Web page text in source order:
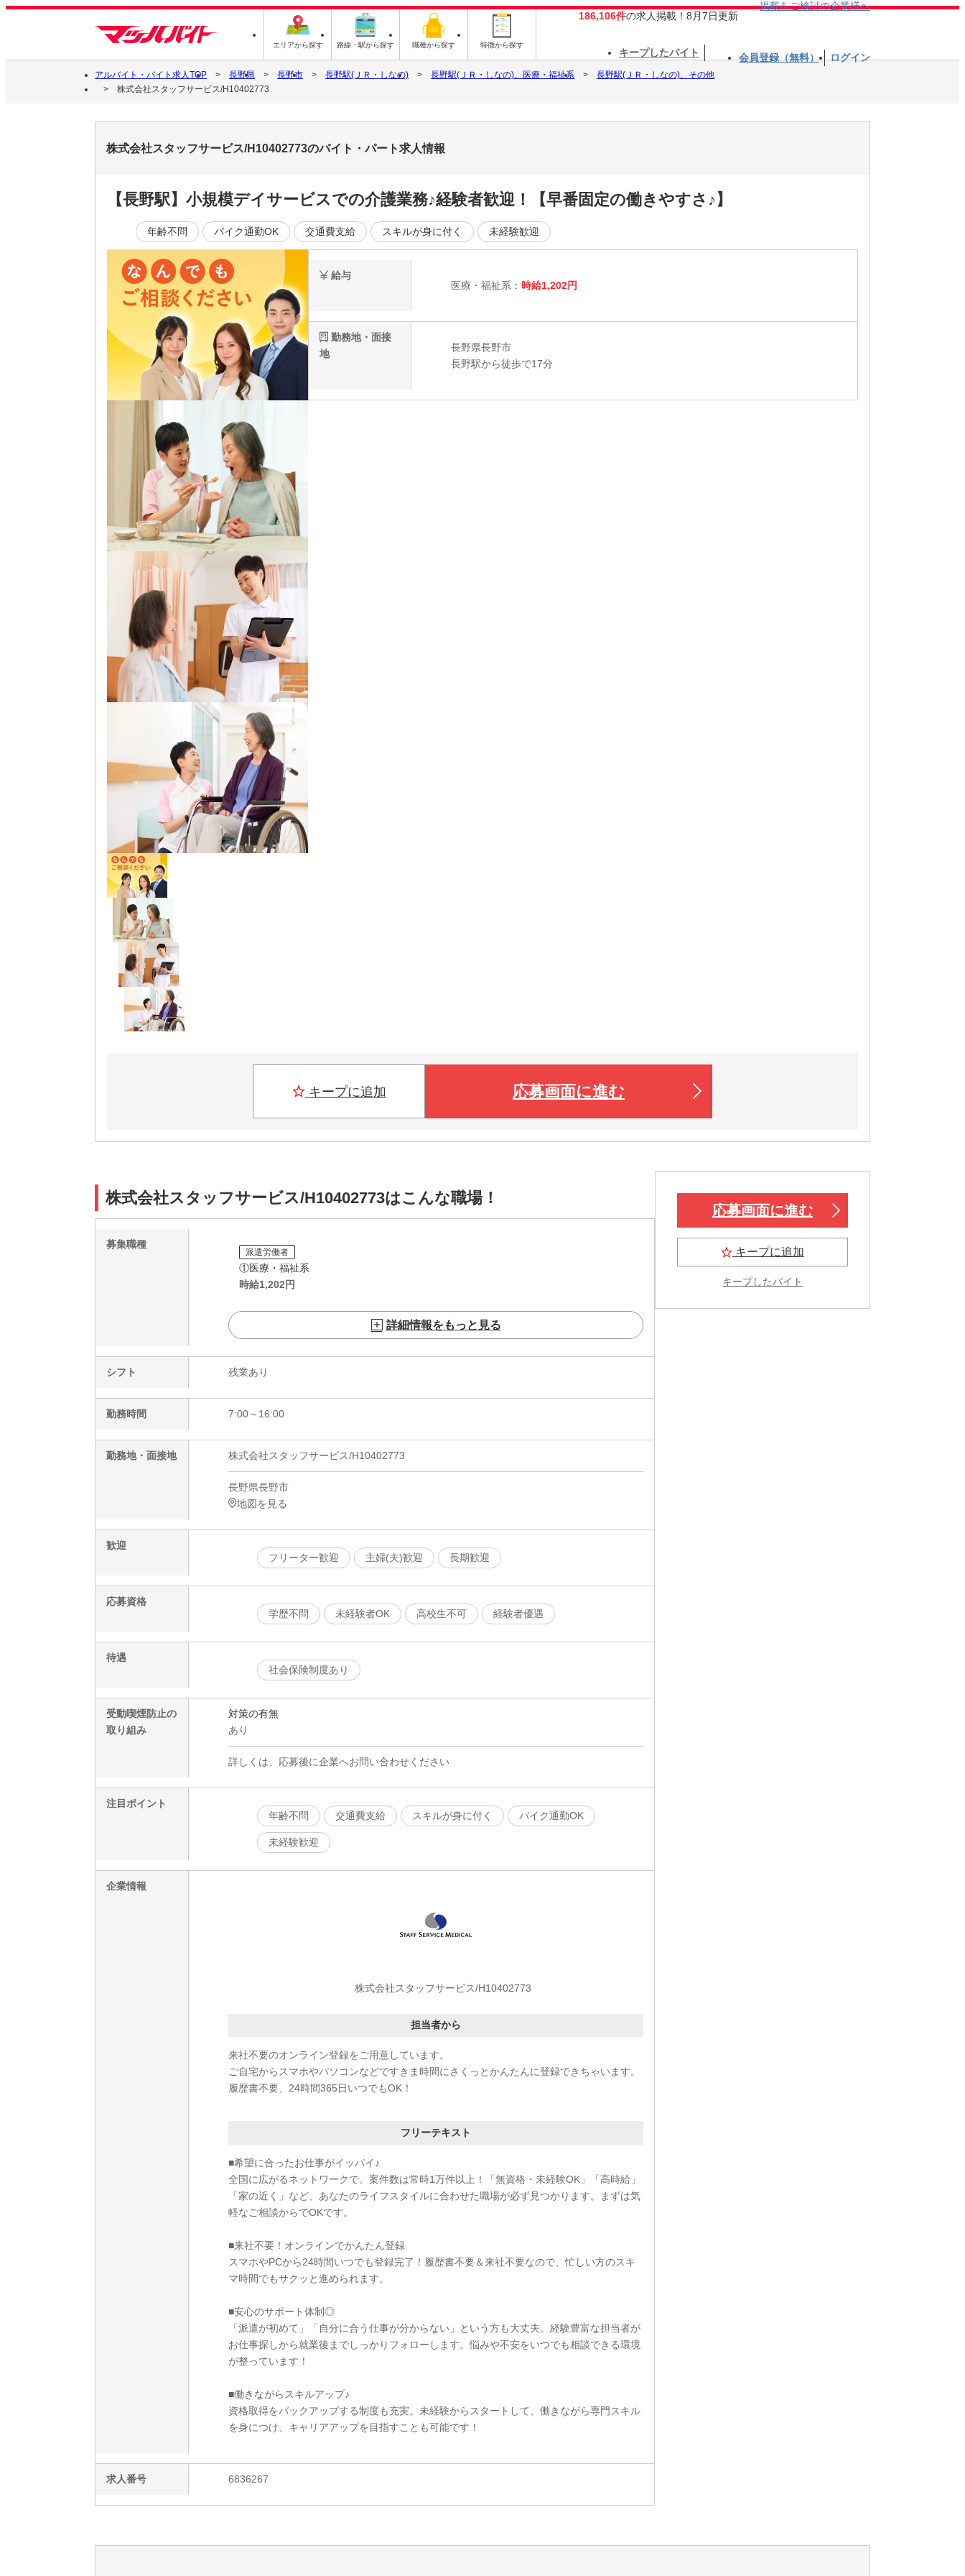
エリアから探す 路線・駅から探す 職種から探す 特徴から探す
186,106件の求人掲載！8月7日更新
掲載をご検討の企業様へ
キープしたバイト 会員登録（無料） ログイン
アルバイト・バイト求人TOP 長野県 長野市 長野駅(ＪＲ・しなの) 長野駅(ＪＲ・しなの)、医療・福祉系
長野駅(ＪＲ・しなの)、その他
株式会社スタッフサービス/H10402773
株式会社スタッフサービス/H10402773のバイト・パート求人情報
【長野駅】小規模デイサービスでの介護業務♪経験者歓迎！【早番固定の働きやすさ♪】
年齢不問 バイク通勤OK 交通費支給 スキルが身に付く 未経験歓迎
給与
医療・福祉系： 時給1,202円
勤務地・面接
地
長野県長野市
長野駅から徒歩で17分
キープに追加 応募画面に進む
株式会社スタッフサービス/H10402773はこんな職場！
募集職種
派遣労働者
①医療・福祉系
時給1,202円
詳細情報をもっと見る
シフト 残業あり
勤務時間 7:00～16:00
勤務地・面接地 株式会社スタッフサービス/H10402773
長野県長野市
地図を見る
歓迎
フリーター歓迎
主婦(夫)歓迎 長期歓迎
応募資格
学歴不問
未経験者OK 高校生不可 経験者優遇
待遇
社会保険制度あり
受動喫煙防止の
取り組み
対策の有無
あり
詳しくは、応募後に企業へお問い合わせください
注目ポイント
年齢不問
交通費支給 スキルが身に付く バイク通勤OK
未経験歓迎
企業情報
株式会社スタッフサービス/H10402773
担当者から
来社不要のオンライン登録をご用意しています。
ご自宅からスマホやパソコンなどですきま時間にさくっとかんたんに登録できちゃいます。
履歴書不要、24時間365日いつでもOK！
フリーテキスト
■希望に合ったお仕事がイッパイ♪
全国に広がるネットワークで、案件数は常時1万件以上！「無資格・未経験OK」「高時給」
「家の近く」など、あなたのライフスタイルに合わせた職場が必ず見つかります。まずは気
軽なご相談からでOKです。
■来社不要！オンラインでかんたん登録
スマホやPCから24時間いつでも登録完了！履歴書不要＆来社不要なので、忙しい方のスキ
マ時間でもサクッと進められます。
■安心のサポート体制◎
「派遣が初めて」「自分に合う仕事が分からない」という方も大丈夫。経験豊富な担当者が
お仕事探しから就業後までしっかりフォローします。悩みや不安をいつでも相談できる環境
が整っています！
■働きながらスキルアップ♪
資格取得をバックアップする制度も充実。未経験からスタートして、働きながら専門スキル
を身につけ、キャリアアップを目指すことも可能です！
求人番号 6836267
応募画面に進む
キープに追加
キープしたバイト